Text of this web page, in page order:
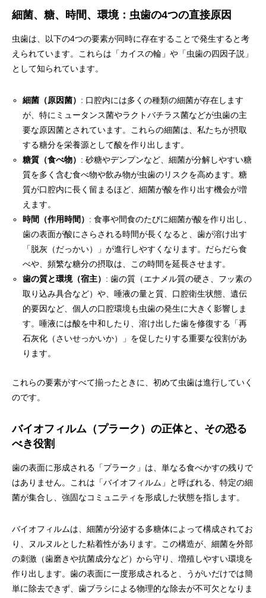
細菌、糖、時間、環境：虫歯の4つの直接原因
虫歯は、以下の4つの要素が同時に存在することで発生すると考
えられています。これらは「カイスの輪」や「虫歯の四因子説」
として知られています。
細菌（原因菌） : 口腔内には多くの種類の細菌が存在します
が、特にミュータンス菌やラクトバチラス菌などが虫歯の主
要な原因菌とされています。これらの細菌は、私たちが摂取
する糖分を栄養源として酸を作り出します。
糖質（食べ物） : 砂糖やデンプンなど、細菌が分解しやすい糖
質を多く含む食べ物や飲み物が虫歯のリスクを高めます。糖
質が口腔内に長く留まるほど、細菌が酸を作り出す機会が増
えます。
時間（作用時間） : 食事や間食のたびに細菌が酸を作り出し、
歯の表面が酸にさらされる時間が長くなると、歯が溶け出す
「脱灰（だっかい）」が進行しやすくなります。だらだら食
べや、頻繁な糖分の摂取は、この時間を延長させます。
歯の質と環境（宿主） : 歯の質（エナメル質の硬さ、フッ素の
取り込み具合など）や、唾液の量と質、口腔衛生状態、遺伝
的要因など、個人の口腔環境も虫歯の発生に大きく影響しま
す。唾液には酸を中和したり、溶け出した歯を修復する「再
石灰化（さいせっかいか）」を促したりする重要な役割があ
ります。
これらの要素がすべて揃ったときに、初めて虫歯は進行していく
のです。
バイオフィルム（プラーク）の正体と、その恐る
べき役割
歯の表面に形成される「プラーク」は、単なる食べかすの残りで
はありません。これは「バイオフィルム」と呼ばれる、特定の細
菌が集合し、強固なコミュニティを形成した状態を指します。
バイオフィルムは、細菌が分泌する多糖体によって構成されてお
り、ヌルヌルとした粘着性があります。この構造が、細菌を外部
の刺激（歯磨きや抗菌成分など）から守り、増殖しやすい環境を
作り出します。歯の表面に一度形成されると、うがいだけでは簡
単に除去できず、歯ブラシによる物理的な除去が不可欠となりま